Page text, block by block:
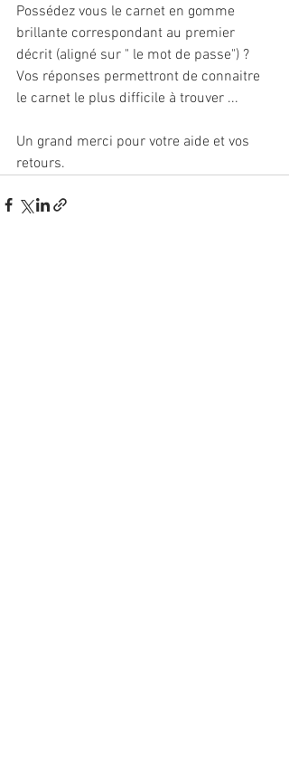
Possédez vous le carnet en gomme
brillante correspondant au premier
décrit (aligné sur " le mot de passe") ?
Vos réponses permettront de connaitre
le carnet le plus difficile à trouver ...
Un grand merci pour votre aide et vos
retours.